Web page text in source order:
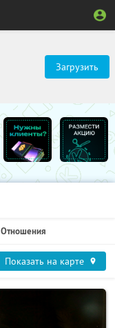
Загрузить
Отношения
Показать на карте